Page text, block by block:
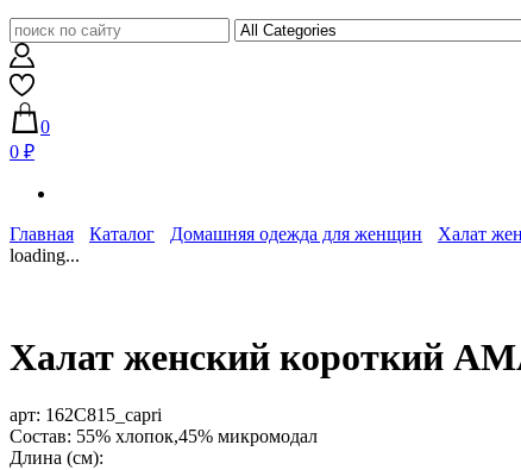
0
0 ₽
Главная Каталог Домашняя одежда для женщин
Халат
loading...
Халат женский короткий
арт: 162C815_capri
Состав: 55% хлопок,45% микромодал
Длина (см):